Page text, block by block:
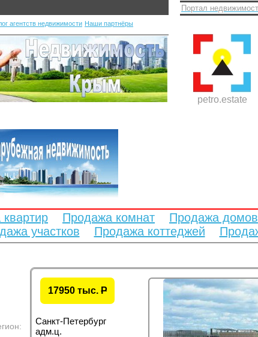
агентств недвижимости Наши партнёры
Портал
petro.estate
Продажа комнат Продажа домов
участков
Продажа коттеджей
17950 тыс. P
Санкт-Петербург
адм.ц.